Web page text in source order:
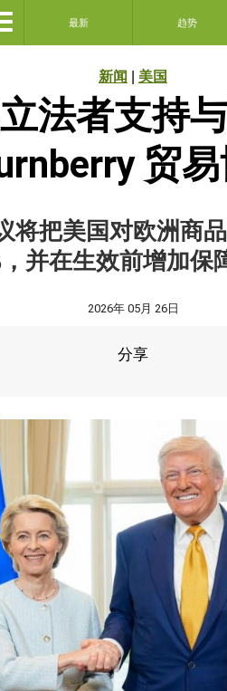
最新 趋势
新闻 美国
法者支持
贸
将把美国对欧洲商
并在生效前增加保
2026年 05月 26日
分享